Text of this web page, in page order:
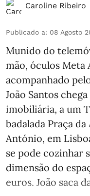
Caroline Ribeiro
Publicado a: 08 Agosto
Munido do
mão, óculos Meta
acompanhado
João Santos
imobiliária, a um
badalada Praça
António, em
se pode cozinhar
dimensão do
euros. João saca